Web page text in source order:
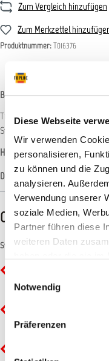
Diese Webseite
Wir verwenden
personalisieren,
zu können und die
analysieren.
Verwendung unserer
soziale Medien,
Partner führen diese
weiteren Daten
Einwilligungsauswahl
Notwendig
Präferenzen
Zum Vergleich hinzufügen
Zum Merkzettel
Produktnummer:T016376
Beschreibung
Transparenter,
Stahl, VA-Stahl, Aluminium,
Hersteller-Informationen
Datenblätter
CLP-/REACH-
Symbole